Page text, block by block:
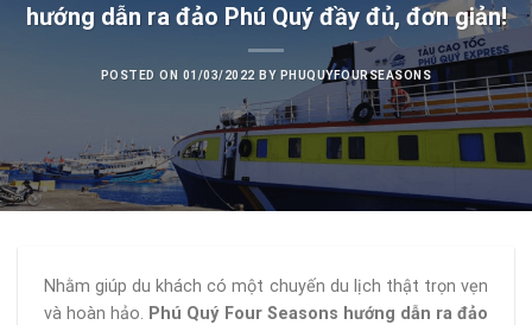
hướng dẫn ra đảo Phú Quý đầy đủ, đơn giản!
POSTED ON 01/03/2022BY PHUQUYFOURSEASONS
Nhằm giúp du khách có một chuyến du lịch thật trọn vẹn
và hoàn hảo. Phú Quý Four Seasons hướng dẫn ra đảo